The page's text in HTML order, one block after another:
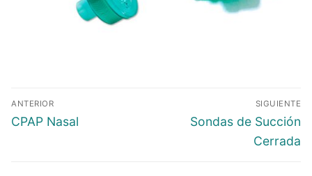
Navegación
de
ANTERIOR
Entrada
CPAP Nasal
SIGUIENTE
Entrada
Sondas de Succión
Cerrada